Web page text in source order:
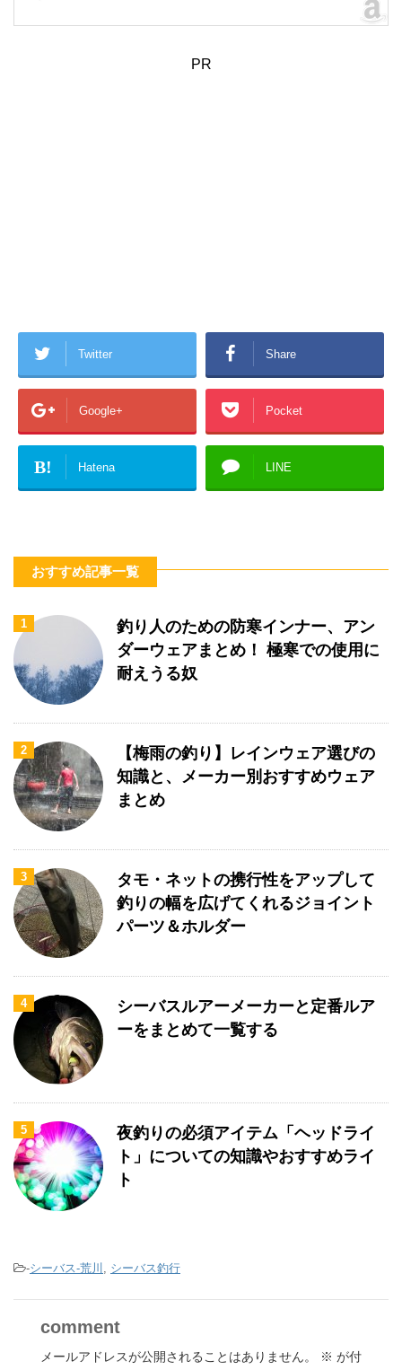
PR
Twitter Share
Google+ Pocket
B! Hatena LINE
おすすめ記事一覧
1
釣り人のための防寒インナー、アン
ダーウェアまとめ！ 極寒での使用に
耐えうる奴
2
【梅雨の釣り】レインウェア選びの
知識と、メーカー別おすすめウェア
まとめ
3
タモ・ネットの携行性をアップして
釣りの幅を広げてくれるジョイント
パーツ＆ホルダー
4
シーバスルアーメーカーと定番ルア
ーをまとめて一覧する
5
夜釣りの必須アイテム「ヘッドライ
ト」についての知識やおすすめライ
ト
-シーバス-荒川 , シーバス釣行
comment
メールアドレスが公開されることはありません。 ※ が付